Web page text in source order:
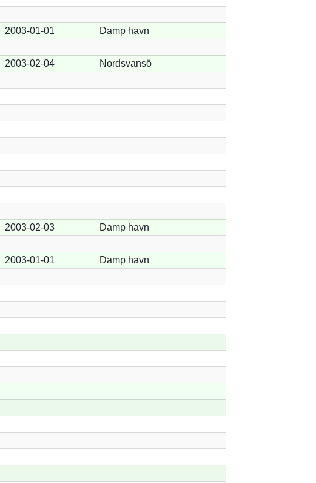
2003-01-01
Damp havn
2003-02-04
Nordsvansö
2003-02-03
Damp havn
2003-01-01
Damp havn